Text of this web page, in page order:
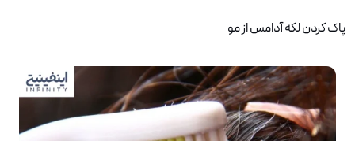
پاک کردن لکه آدامس از مو